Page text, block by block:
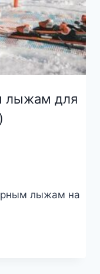
лыжам для
лыжам на